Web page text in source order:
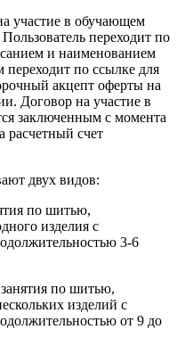
участие в обучающем
переходит по
и наименованием
по ссылке для
акцепт оферты на
Договор на участие в
заключенным с момента
расчетный счет
двух видов:
по шитью,
изделия с
3-6
по шитью,
изделий с
от 9 до